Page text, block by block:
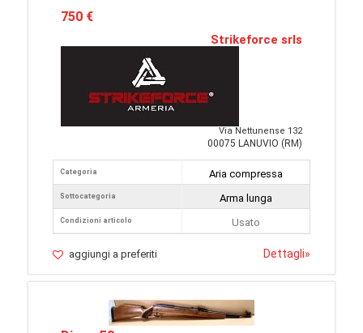
750 €
Strikeforce srls
Via Nettunense 132
00075 LANUVIO (RM)
Categoria
Sottocategoria
Condizioni articolo
Aria compressa
Arma lunga
Usato
aggiungi a preferiti Dettagli»